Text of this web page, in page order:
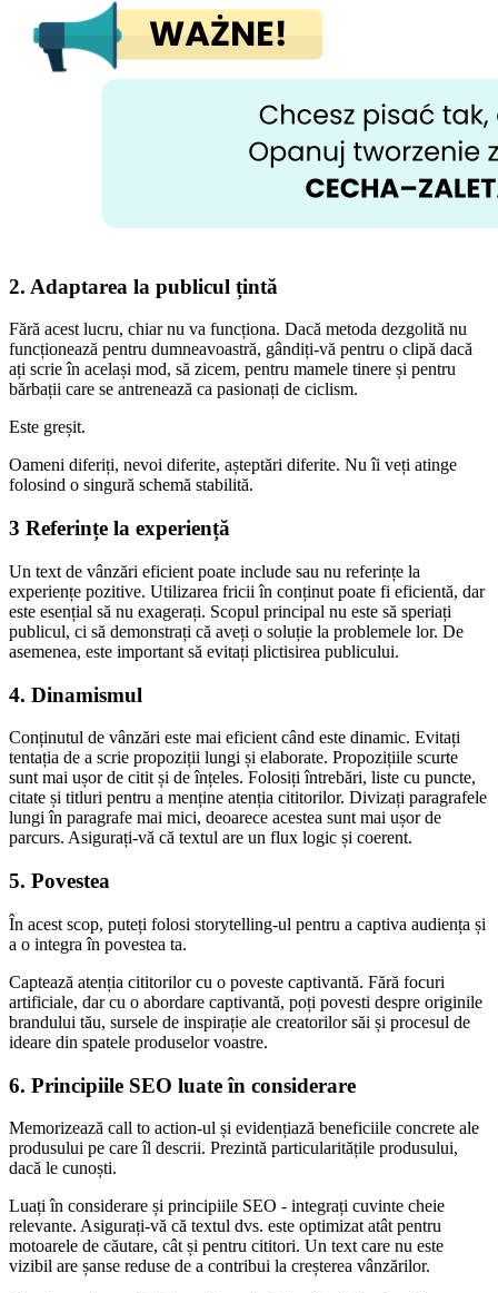
2. Adaptarea la publicul țintă
Fără acest lucru, chiar nu va funcționa. Dacă metoda dezgolită nu
funcționează pentru dumneavoastră, gândiți-vă pentru o clipă dacă
ați scrie în același mod, să zicem, pentru mamele tinere și pentru
bărbații care se antrenează ca pasionați de ciclism.
Este greșit.
Oameni diferiți, nevoi diferite, așteptări diferite. Nu îi veți atinge
folosind o singură schemă stabilită.
3 Referințe la experiență
Un text de vânzări eficient poate include sau nu referințe la
experiențe pozitive. Utilizarea fricii în conținut poate fi eficientă, dar
este esențial să nu exagerați. Scopul principal nu este să speriați
publicul, ci să demonstrați că aveți o soluție la problemele lor. De
asemenea, este important să evitați plictisirea publicului.
4. Dinamismul
Conținutul de vânzări este mai eficient când este dinamic. Evitați
tentația de a scrie propoziții lungi și elaborate. Propozițiile scurte
sunt mai ușor de citit și de înțeles. Folosiți întrebări, liste cu puncte,
citate și titluri pentru a menține atenția cititorilor. Divizați paragrafele
lungi în paragrafe mai mici, deoarece acestea sunt mai ușor de
parcurs. Asigurați-vă că textul are un flux logic și coerent.
5. Povestea
În acest scop, puteți folosi storytelling-ul pentru a captiva audiența și
a o integra în povestea ta.
Captează atenția cititorilor cu o poveste captivantă. Fără focuri
artificiale, dar cu o abordare captivantă, poți povesti despre originile
brandului tău, sursele de inspirație ale creatorilor săi și procesul de
ideare din spatele produselor voastre.
6. Principiile SEO luate în considerare
Memorizează call to action-ul și evidențiază beneficiile concrete ale
produsului pe care îl descrii. Prezintă particularitățile produsului,
dacă le cunoști.
Luați în considerare și principiile SEO - integrați cuvinte cheie
relevante. Asigurați-vă că textul dvs. este optimizat atât pentru
motoarele de căutare, cât și pentru cititori. Un text care nu este
vizibil are șanse reduse de a contribui la creșterea vânzărilor.